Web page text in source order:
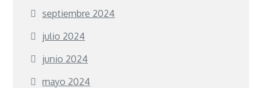
septiembre 2024
julio 2024
junio 2024
mayo 2024